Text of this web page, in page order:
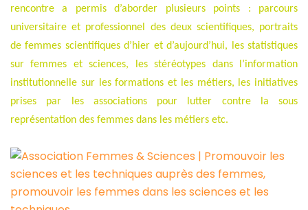
rencontre a permis d’aborder plusieurs points : parcours
universitaire et professionnel des deux scientifiques, portraits
de femmes scientifiques d’hier et d’aujourd’hui, les statistiques
sur femmes et sciences, les stéréotypes dans l’information
institutionnelle sur les formations et les métiers, les initiatives
prises par les associations pour lutter contre la sous
représentation des femmes dans les métiers etc.